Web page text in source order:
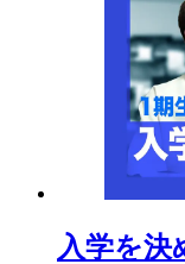
入学を決